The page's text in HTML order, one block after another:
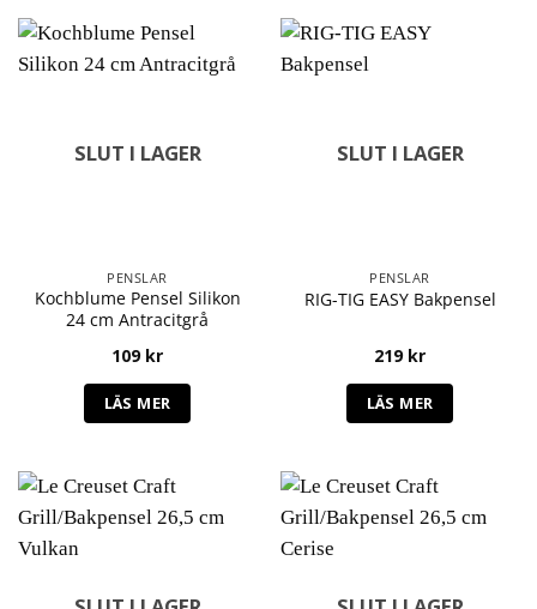
SLUT I LAGER
PENSLAR
Kochblume Pensel Silikon
24 cm Antracitgrå
109 kr
LÄS MER
SLUT I LAGER
PENSLAR
RIG-TIG EASY Bakpensel
219 kr
LÄS MER